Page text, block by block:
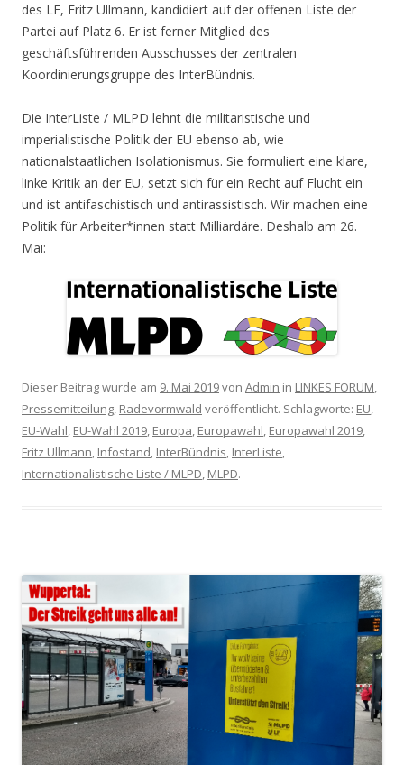
des LF, Fritz Ullmann, kandidiert auf der offenen Liste der
Partei auf Platz 6. Er ist ferner Mitglied des
geschäftsführenden Ausschusses der zentralen
Koordinierungsgruppe des InterBündnis.
Die InterListe / MLPD lehnt die militaristische und
imperialistische Politik der EU ebenso ab, wie
nationalstaatlichen Isolationismus. Sie formuliert eine klare,
linke Kritik an der EU, setzt sich für ein Recht auf Flucht ein
und ist antifaschistisch und antirassistisch. Wir machen eine
Politik für Arbeiter*innen statt Milliardäre. Deshalb am 26.
Mai:
Dieser Beitrag wurde am 9. Mai 2019von Admin in LINKES FORUM,
Pressemitteilung, Radevormwald veröffentlicht. Schlagworte: EU,
EU-Wahl, EU-Wahl 2019, Europa, Europawahl, Europawahl 2019,
Fritz Ullmann, Infostand, InterBündnis, InterListe,
Internationalistische Liste / MLPD, MLPD.